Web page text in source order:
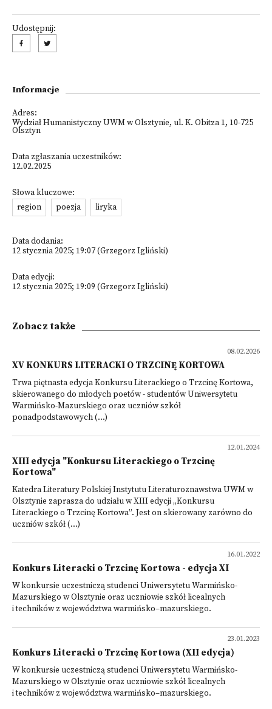
Udostępnij:
Informacje
Adres:
Wydział Humanistyczny UWM w Olsztynie, ul. K. Obitza 1, 10-725
Olsztyn
Data zgłaszania uczestników:
12.02.2025
Słowa kluczowe:
region
poezja liryka
Data dodania:
12 stycznia 2025; 19:07 (Grzegorz Igliński)
Data edycji:
12 stycznia 2025; 19:09 (Grzegorz Igliński)
Zobacz także
08.02.2026
XV KONKURS LITERACKI O TRZCINĘ KORTOWA
Trwa piętnasta edycja Konkursu Literackiego o Trzcinę Kortowa,
skierowanego do młodych poetów - studentów Uniwersytetu
Warmińsko-Mazurskiego oraz uczniów szkół
ponadpodstawowych (...)
12.01.2024
XIII edycja "Konkursu Literackiego o Trzcinę
Kortowa"
Katedra Literatury Polskiej Instytutu Literaturoznawstwa UWM w
Olsztynie zaprasza do udziału w XIII edycji „Konkursu
Literackiego o Trzcinę Kortowa”. Jest on skierowany zarówno do
uczniów szkół (...)
16.01.2022
Konkurs Literacki o Trzcinę Kortowa - edycja XI
W konkursie uczestniczą studenci Uniwersytetu Warmińsko-
Mazurskiego w Olsztynie oraz uczniowie szkół licealnych
i techników z województwa warmińsko–mazurskiego.
23.01.2023
Konkurs Literacki o Trzcinę Kortowa (XII edycja)
W konkursie uczestniczą studenci Uniwersytetu Warmińsko-
Mazurskiego w Olsztynie oraz uczniowie szkół licealnych
i techników z województwa warmińsko–mazurskiego.